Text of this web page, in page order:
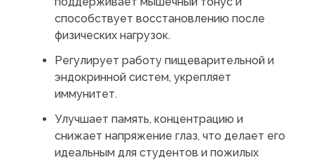
способствует восстановлению после
физических нагрузок.
Регулирует работу пищеварительной и
эндокринной систем, укрепляет
иммунитет.
Улучшает память, концентрацию и
снижает напряжение глаз, что делает его
идеальным для студентов и пожилых